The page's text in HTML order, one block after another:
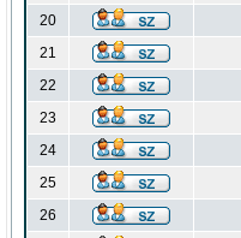
20
21
22
23
24
25
26